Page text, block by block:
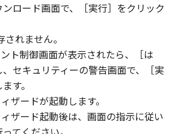
・免責
ウェア」は、『現状のまま』の
諾されます。キヤノン、キヤノン
、キヤノンの子会社、キヤノン
れらの販売代理店または販売店
本ソフトウェア」に関して、商
の目的への適合性の保証を含
証も、明示たると黙示たるとを
ンロード画面で、［実行］をクリック
れません。
ト制御画面が表示されたら、［は
セキュリティーの警告画面で、［実
す。
ザードが起動します。
ザード起動後は、画面の指示に従い